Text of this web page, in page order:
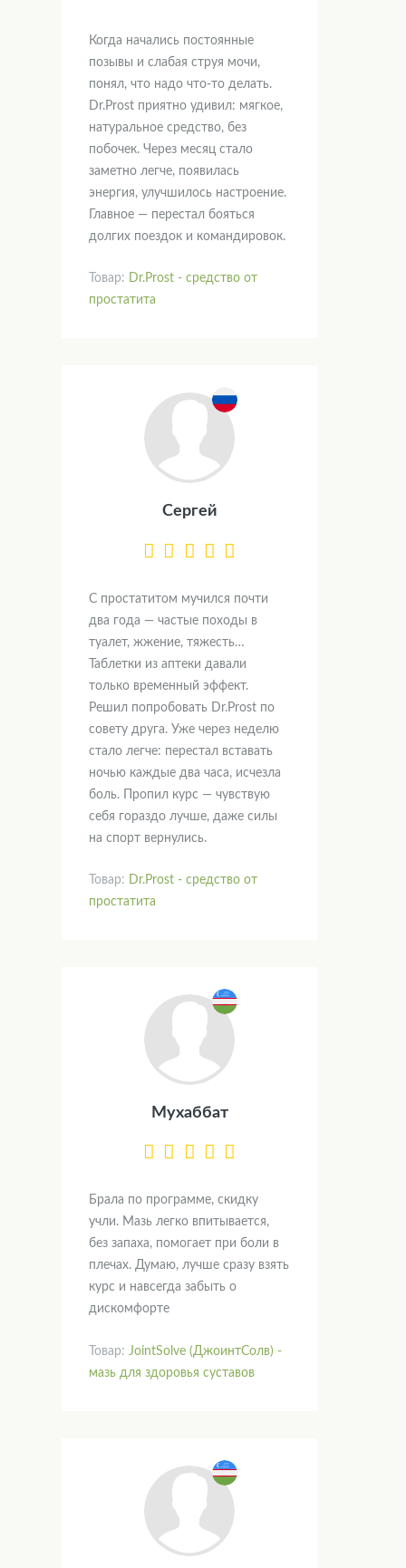
Когда начались постоянные
позывы и слабая струя мочи,
понял, что надо что-то делать.
Dr.Prost приятно удивил: мягкое,
натуральное средство, без
побочек. Через месяц стало
заметно легче, появилась
энергия, улучшилось настроение.
Главное — перестал бояться
долгих поездок и командировок.
Товар: Dr.Prost - средство от
простатита
Сергей
С простатитом мучился почти
два года — частые походы в
туалет, жжение, тяжесть…
Таблетки из аптеки давали
только временный эффект.
Решил попробовать Dr.Prost по
совету друга. Уже через неделю
стало легче: перестал вставать
ночью каждые два часа, исчезла
боль. Пропил курс — чувствую
себя гораздо лучше, даже силы
на спорт вернулись.
Товар: Dr.Prost - средство от
простатита
Мухаббат
Брала по программе, скидку
учли. Мазь легко впитывается,
без запаха, помогает при боли в
плечах. Думаю, лучше сразу взять
курс и навсегда забыть о
дискомфорте
Товар: JointSolve (ДжоинтСолв) -
мазь для здоровья суставов